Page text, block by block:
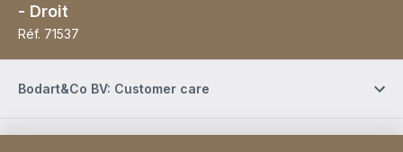
- Droit
Réf. 71537
Bodart&Co BV: Customer care